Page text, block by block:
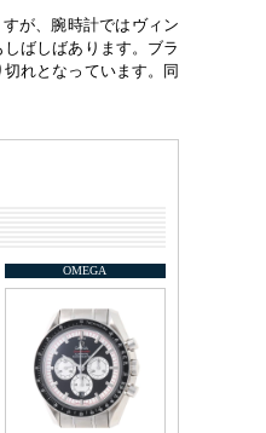
が、腕時計ではヴィン
ばしばあります。ブラ
れとなっています。同
OMEGA